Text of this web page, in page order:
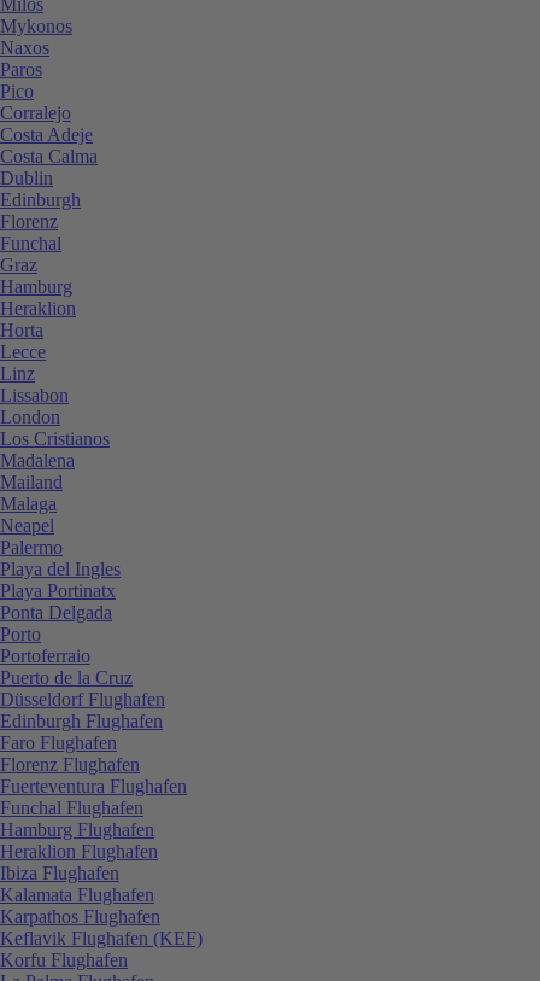
Mykonos
Naxos
Paros
Pico
Corralejo
Costa Adeje
Costa Calma
Dublin
Edinburgh
Florenz
Funchal
Graz
Hamburg
Heraklion
Horta
Lecce
Linz
Lissabon
London
Los Cristianos
Madalena
Mailand
Malaga
Neapel
Palermo
Playa del Ingles
Playa Portinatx
Ponta Delgada
Porto
Portoferraio
Puerto de la Cruz
Düsseldorf Flughafen
Edinburgh Flughafen
Faro Flughafen
Florenz Flughafen
Fuerteventura Flughafen
Funchal Flughafen
Hamburg Flughafen
Heraklion Flughafen
Ibiza Flughafen
Kalamata Flughafen
Karpathos Flughafen
Keflavik Flughafen (KEF)
Korfu Flughafen